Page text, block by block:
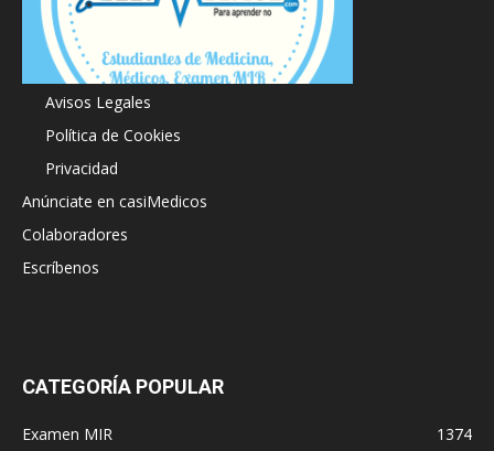
Acerca de
Avisos Legales
Política de Cookies
Privacidad
Anúnciate en casiMedicos
Colaboradores
Escríbenos
CATEGORÍA POPULAR
Examen MIR
1374